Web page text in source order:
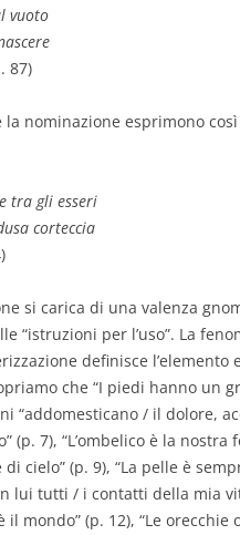
vuoto
87)
la nominazione esprimono
tra gli esseri
corteccia
si carica di una valenza
“istruzioni per l’uso”. La
definisce
che “I piedi hanno un
“addomesticano / il dolore,
(p. 7), “L’ombelico è la
di cielo” (p. 9), “La pelle è
lui tutti / i contatti della mia
il mondo” (p. 12), “Le orecchie